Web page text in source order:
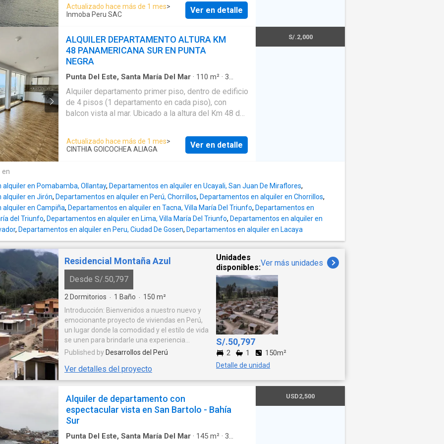
(opción de un segundo estacionamiento con costo
con lavadora y secadora ✨ Dormitorio principal con
baño incorporado ✨ Dormitorio secundario ✨ Baño
completo adicional ✨ Dormitorio y baño de servicio
de excelente tamaño 🚫 No se aceptan mascotas
Costos Adicionales * Mantenimiento: S/ 300
mensuales * Consumo de electricidad según uso
🇵🇪 Fiestas Patrias 2026 US$ 950 🎆 Año Nuevo
2,700 🏖️ Temporada completa (28 dic. – 1 mar.) US$
6,200 📅 Alquiler mensual (marzo) US$1,500 📅
terraza ✅ Totalmente amoblado y equipado ✅ Ideal
para teletrabajo o estadías prolongadas 📩
Contáctame para mayor información y disponibilidad.
Actualizado hace más de 1 mes>
Inmoba Peru SAC
Ver en detalle
ALQUILER DEPARTAMENTO ALTURA KM
48 PANAMERICANA SUR EN PUNTA
NEGRA
Punta Del Este, Santa María Del Mar · 110 m² · 3
Cochera ·Vista panorámica
Alquiler departamento primer piso, dentro de edificio
de 4 pisos (1 departamento en cada piso), con
balcon vista al mar. Ubicado a la altura del Km 48 de
3 dormitorios, 2 baños con ducha, además el precio
incluye 1 estacionamiento. Costo de mantenimiento
mascotas.
Actualizado hace más de 1 mes>
CINTHIA GOICOCHEA ALIAGA
Ver en detalle
S/.2,000
en
alquiler en Pomabamba, Ollantay, Departamentos en alquiler en Ucayali, San Juan De Miraflores,
alquiler en Jirón, Departamentos en alquiler en Perú, Chorrillos, Departamentos en alquiler en Chorrillos,
alquiler en Campiña, Departamentos en alquiler en Tacna, Villa María Del Triunfo, Departamentos en
del Triunfo, Departamentos en alquiler en Lima, Villa María Del Triunfo, Departamentos en alquiler en
, Departamentos en alquiler en Peru, Ciudad De Gosen, Departamentos en alquiler en Lacaya
Residencial Montaña Azul
Desde S/.50,797
2 Dormitorios · 1 Baño · 150 m²
Introducción: Bienvenidos a nuestro nuevo y
emocionante proyecto de viviendas en Perú,
un lugar donde la comodidad y el estilo de vida
se unen para brindarle una experiencia
residencial excepcional. Diseñado por un
proyecto ofrece una combinación perfecta de
arquitectura moderna, comodidades de
hermoso país peruano. Ubicación: Este
proyecto se encuentra estratégicamente
ubicado en una de las zonas más prestigiosas
impresionantes vistas panorámicas de las
Published by Desarrollos del Perú
Ver detalles del proyecto
Unidades
disponibles:Ver más unidades
S/.50,797
2 1 150m²
Detalle de unidad
Alquiler de departamento con
espectacular vista en San Bartolo - Bahía
Sur
Punta Del Este, Santa María Del Mar · 145 m² · 3
USD2,500